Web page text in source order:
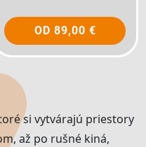
OD 89,00 €
si vytvárajú priestory
až po rušné kiná,